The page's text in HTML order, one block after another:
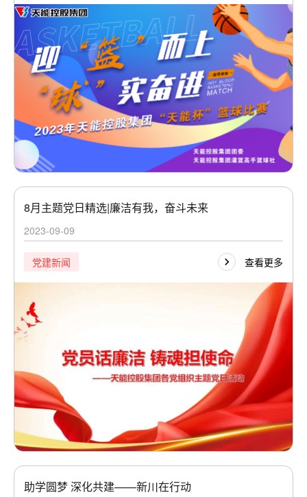
8月主题党日精选|廉洁有我，奋斗未来
2023-09-09
党建新闻 查看更多
助学圆梦 深化共建——新川在行动